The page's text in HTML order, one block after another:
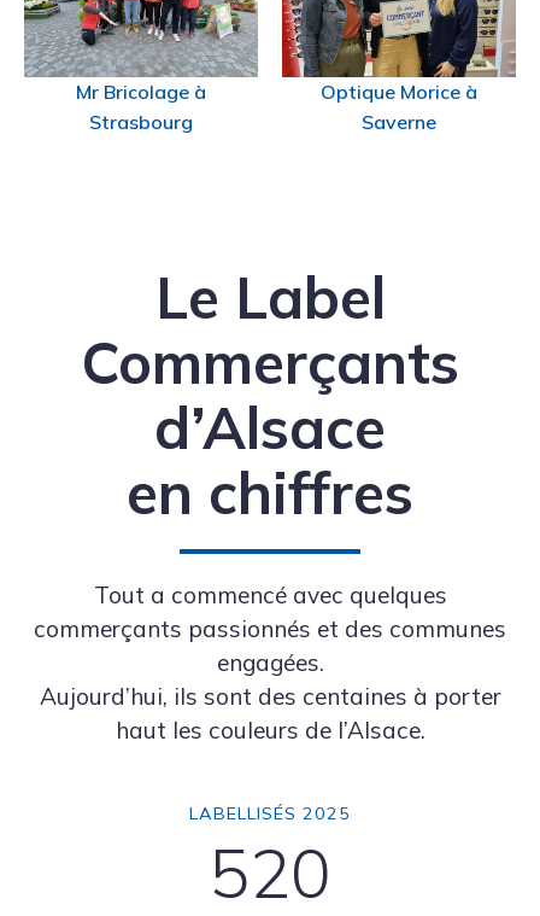
Mr Bricolage à
Strasbourg
Optique Morice à
Saverne
Le Label
Commerçants
d’Alsace
en chiffres
Tout a commencé avec quelques
commerçants passionnés et des communes
engagées.
Aujourd’hui, ils sont des centaines à porter
haut les couleurs de l’Alsace.
LABELLISÉS 2025
520